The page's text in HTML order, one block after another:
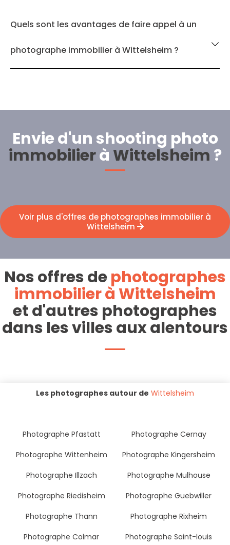
Quels sont les avantages de faire appel à un
photographe immobilier à Wittelsheim ?
Envie d'un shooting photo
immobilierà Wittelsheim ?
Voir plus d'offres de photographes immobilier à
Wittelsheim
Nos offres dephotographes
immobilier à Wittelsheim
et d'autres photographes
dans les villes aux alentours
Les photographes autour de Wittelsheim
Photographe Pfastatt
Photographe Cernay
Photographe Wittenheim
Photographe Kingersheim
Photographe Illzach
Photographe Mulhouse
Photographe Riedisheim
Photographe Guebwiller
Photographe Thann
Photographe Rixheim
Photographe Colmar
Photographe Saint-louis